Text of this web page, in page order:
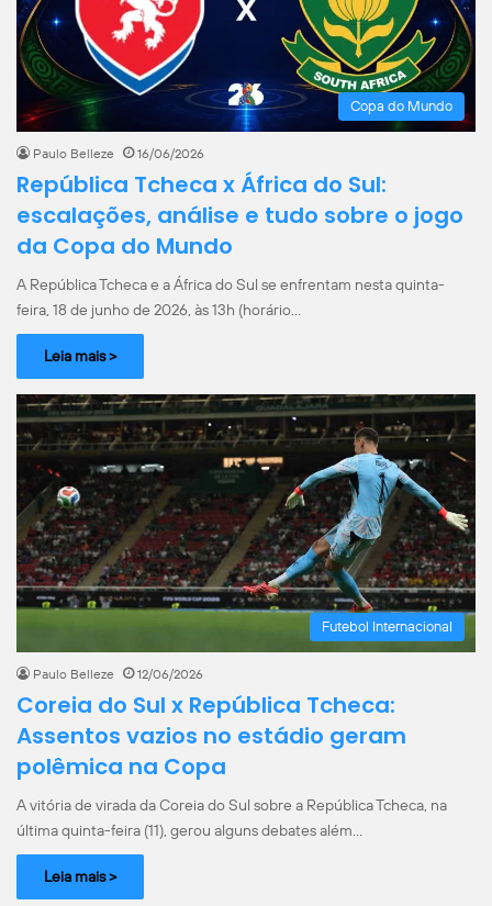
Copa do Mundo
Paulo Belleze 16/06/2026
República Tcheca x África do Sul:
escalações, análise e tudo sobre o jogo
da Copa do Mundo
A República Tcheca e a África do Sul se enfrentam nesta quinta-
feira, 18 de junho de 2026, às 13h (horário…
Leia mais >
Futebol Internacional
Paulo Belleze 12/06/2026
Coreia do Sul x República Tcheca:
Assentos vazios no estádio geram
polêmica na Copa
A vitória de virada da Coreia do Sul sobre a República Tcheca, na
última quinta-feira (11), gerou alguns debates além…
Leia mais >